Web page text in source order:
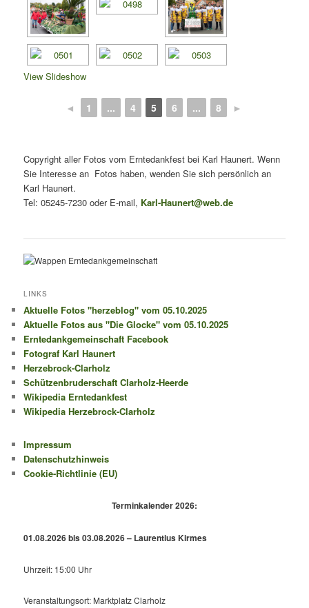
View Slideshow
◄ 1 ... 4 5 6 ... 8 ►
Copyright aller Fotos vom Erntedankfest bei Karl Haunert. Wenn
Sie Interesse an Fotos haben, wenden Sie sich persönlich an
Karl Haunert.
Tel: 05245-7230 oder E-mail, Karl-Haunert@web.de
LINKS
Aktuelle Fotos "herzeblog" vom 05.10.2025
Aktuelle Fotos aus "Die Glocke" vom 05.10.2025
Erntedankgemeinschaft Facebook
Fotograf Karl Haunert
Herzebrock-Clarholz
Schützenbruderschaft Clarholz-Heerde
Wikipedia Erntedankfest
Wikipedia Herzebrock-Clarholz
Impressum
Datenschutzhinweis
Cookie-Richtlinie (EU)
Terminkalender 2026:
01.08.2026 bis 03.08.2026 – Laurentius Kirmes
Uhrzeit: 15:00 Uhr
Veranstaltungsort: Marktplatz Clarholz